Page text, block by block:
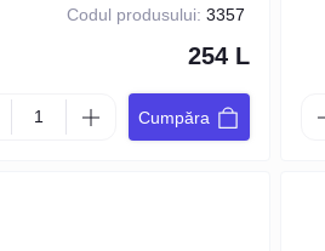
Codul produsului: 3357
254 L
Cumpăra